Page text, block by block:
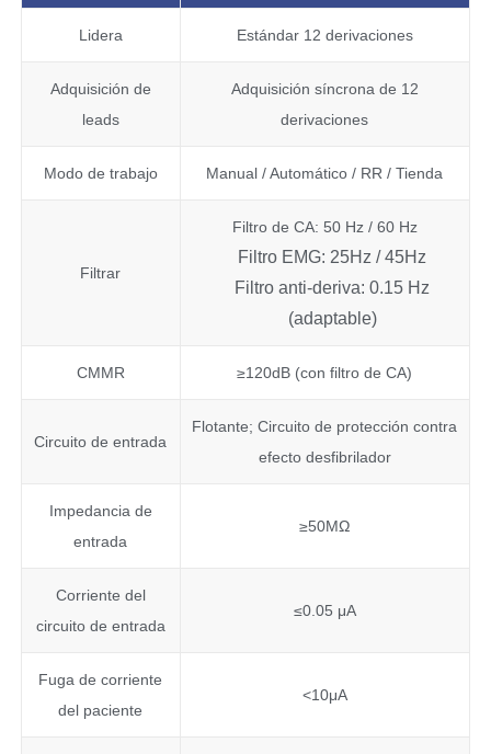
Lidera Estándar 12 derivaciones
Adquisición de
leads
Adquisición síncrona de 12
derivaciones
Modo de trabajo Manual / Automático / RR / Tienda
Filtrar
Filtro de CA: 50 Hz / 60 Hz
Filtro EMG: 25Hz / 45Hz
Filtro anti-deriva: 0.15 Hz
(adaptable)
CMMR ≥120dB (con filtro de CA)
Circuito de entrada
Flotante; Circuito de protección contra
efecto desfibrilador
Impedancia de
entrada
≥50MΩ
Corriente del
circuito de entrada
≤0.05 μA
Fuga de corriente
del paciente
<10μA